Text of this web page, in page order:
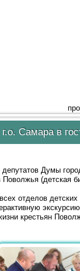
Самара в
Думы
(детская
отделов
крестьян